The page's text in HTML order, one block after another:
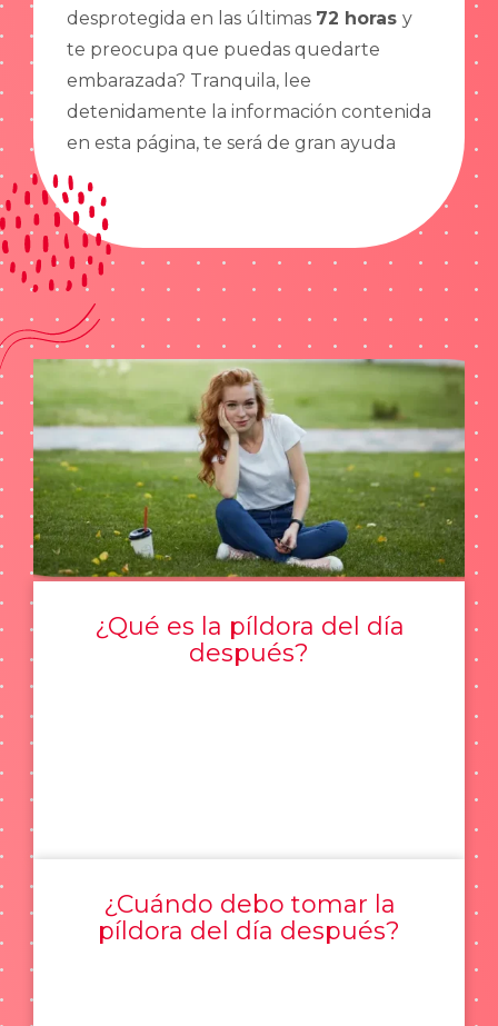
desprotegida en las últimas 72 horas y
te preocupa que puedas quedarte
embarazada? Tranquila, lee
detenidamente la información contenida
en esta página, te será de gran ayuda
¿Qué es la píldora del día
después?
¿Cuándo debo tomar la
píldora del día después?